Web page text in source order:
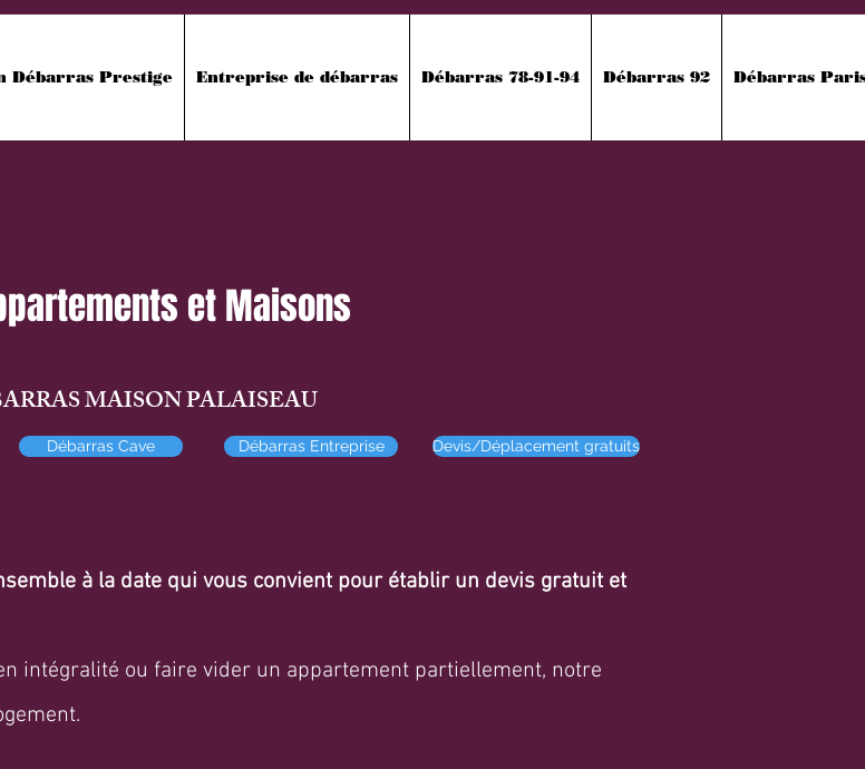
Débarras Prestige Entreprise de débarras Débarras 78-91-94 Débarras 92 Débarras
et Maisons
PALAISEAU
à la date qui vous convient pour établir un devis gratuit et
intégralité ou faire vider un appartement partiellement, notre
Débarras Cave Débarras Entreprise Devis/Déplacement gratuits